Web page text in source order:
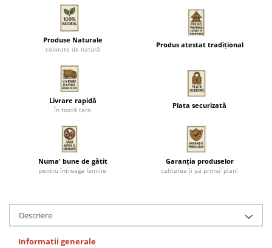
Produse Naturale
colorate de natură
Produs atestat tradițional
Livrare rapidă
În toată țara
Plata securizată
Numa' bune de gătit
pentru întreaga familie
Garanția produselor
calitatea îi pă primu' plan!
Descriere
Informatii generale